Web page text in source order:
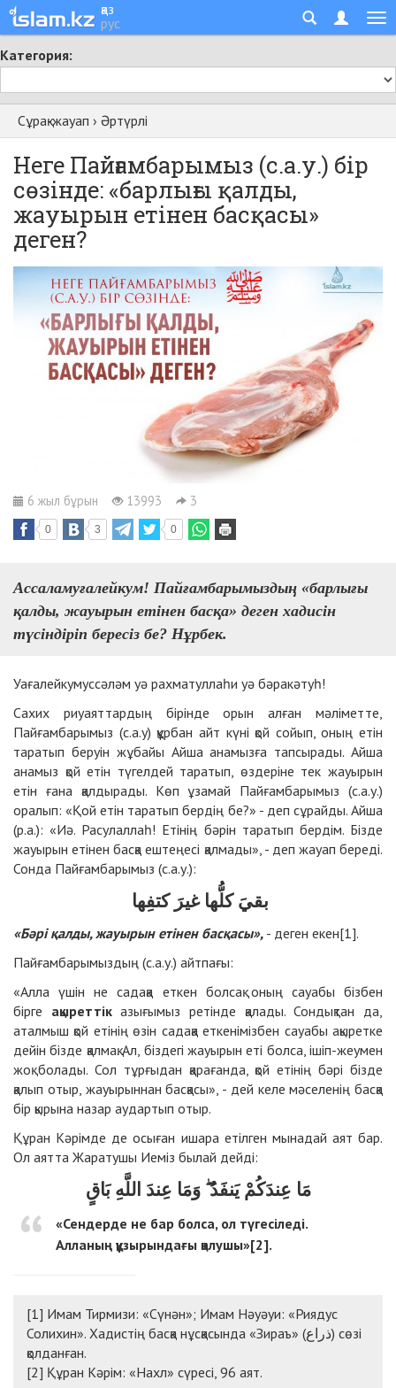
қаз
рус
Категория:
Сұрақ-жауап › Әртүрлі
Неге Пайғамбарымыз (с.а.у.) бір
сөзінде: «барлығы қалды,
жауырын етінен басқасы»
деген?
6 жыл бұрын 13993 3
0 3 0
Ассаламуғалейкум! Пайғамбарымыздың «барлығы
қалды, жауырын етінен басқа» деген хадисін
түсіндіріп бересіз бе? Нұрбек.
Уағалейкумуссәләм уә рахматуллаһи уә бәракәтуһ!
Сахих риуаяттардың бірінде орын алған мәліметте,
Пайғамбарымыз (с.а.у) құрбан айт күні қой сойып, оның етін
таратып беруін жұбайы Айша анамызға тапсырады. Айша
анамыз қой етін түгелдей таратып, өздеріне тек жауырын
етін ғана қалдырады. Көп ұзамай Пайғамбарымыз (с.а.у.)
оралып: «Қой етін таратып бердің бе?» - деп сұрайды. Айша
(р.а.): «Иә. Расулаллаһ! Етінің бәрін таратып бердім. Бізде
жауырын етінен басқа ештеңесі қалмады», - деп жауап береді.
Сонда Пайғамбарымыз (с.а.у.):
بقيَ كلُّها غيرَ كتفِها
«Бәрі қалды, жауырын етінен басқасы», - деген екен[1].
Пайғамбарымыздың (с.а.у.) айтпағы:
«Алла үшін не садақа еткен болсақ оның сауабы бізбен
бірге ақыреттіказығымыз ретінде қалады. Сондықтан да,
аталмыш қой етінің өзін садақа еткенімізбен сауабы ақыретке
дейін бізде қалмақ. Ал, біздегі жауырын еті болса, ішіп-жеумен
жоқ болады. Сол тұрғыдан қарағанда, қой етінің бәрі бізде
қалып отыр, жауырыннан басқасы», - дей келе мәселенің басқа
бір қырына назар аудартып отыр.
Құран Кәрімде де осыған ишара етілген мынадай аят бар.
Ол аятта Жаратушы Иеміз былай дейді:
مَا عِندَكُمْ يَنفَدُ ۖ وَمَا عِندَ اللَّهِ بَاقٍ
«Сендерде не бар болса, ол түгесіледі.
Алланың құзырындағы қалушы»[2].
[1] Имам Тирмизи: «Сүнән»; Имам Нәуәуи: «Риядус
Солихин». Хадистің басқа нұсқасында «Зираъ» (ذراع) сөзі
қолданған.
[2] Құран Кәрім: «Нахл» сүресі, 96 аят.